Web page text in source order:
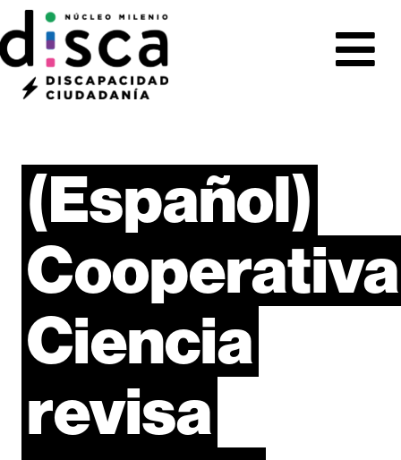
(Español)
Cooperativa
Ciencia
revisa